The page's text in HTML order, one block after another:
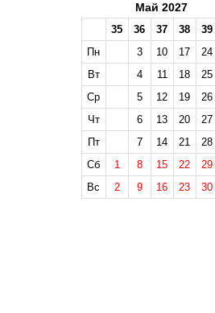
Май 2027
35 36 37 38
39
Пн
3 10 17
24
Вт
4 11 18
25
Ср
5 12 19
26
Чт
6 13 20
27
Пт
7 14 21
28
Сб
1 8 15 22
29
Вс
2 9 16 23 30